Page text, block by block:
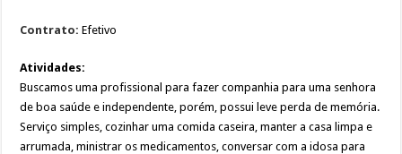
Contrato:Efetivo
Atividades:
Buscamos uma profissional para fazer companhia para uma senhora
de boa saúde e independente, porém, possui leve perda de memória.
Serviço simples, cozinhar uma comida caseira, manter a casa limpa e
arrumada, ministrar os medicamentos, conversar com a idosa para